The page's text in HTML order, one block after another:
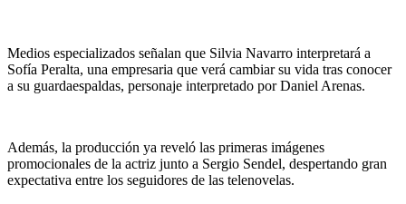
Medios especializados señalan que Silvia Navarro interpretará a
Sofía Peralta, una empresaria que verá cambiar su vida tras conocer
a su guardaespaldas, personaje interpretado por Daniel Arenas.
Además, la producción ya reveló las primeras imágenes
promocionales de la actriz junto a Sergio Sendel, despertando gran
expectativa entre los seguidores de las telenovelas.